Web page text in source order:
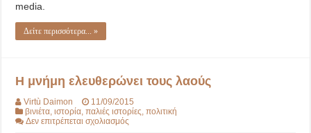
media.
Δείτε περισσότερα... »
Η μνήμη ελευθερώνει τους λαούς
Virtù Daimon
11/09/2015
βινιέτα,ιστορία,παλιές ιστορίες,πολιτική
Δεν επιτρέπεται σχολιασμός